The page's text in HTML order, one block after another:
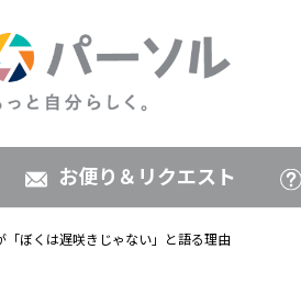
お便り＆リクエスト
ぼくは遅咲きじゃない」と語る理由